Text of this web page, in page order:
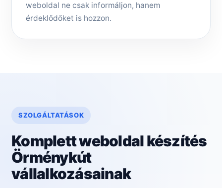
weboldal ne csak informáljon, hanem
érdeklődőket is hozzon.
SZOLGÁLTATÁSOK
Komplett weboldal készítés
Örménykút
vállalkozásainak